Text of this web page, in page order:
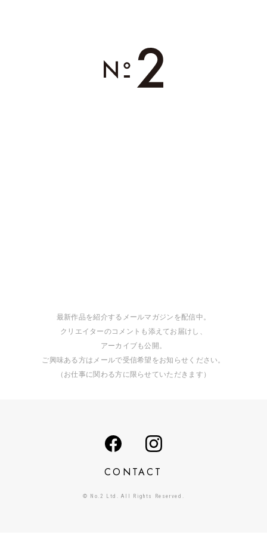
最新作品を紹介するメールマガジンを配信中。
クリエイターのコメントも添えてお届けし、
アーカイブも公開。
ご興味ある方はメールで受信希望をお知らせください。
（お仕事に関わる方に限らせていただきます）
CONTACT
© No.2 Ltd. All Rights Reserved.